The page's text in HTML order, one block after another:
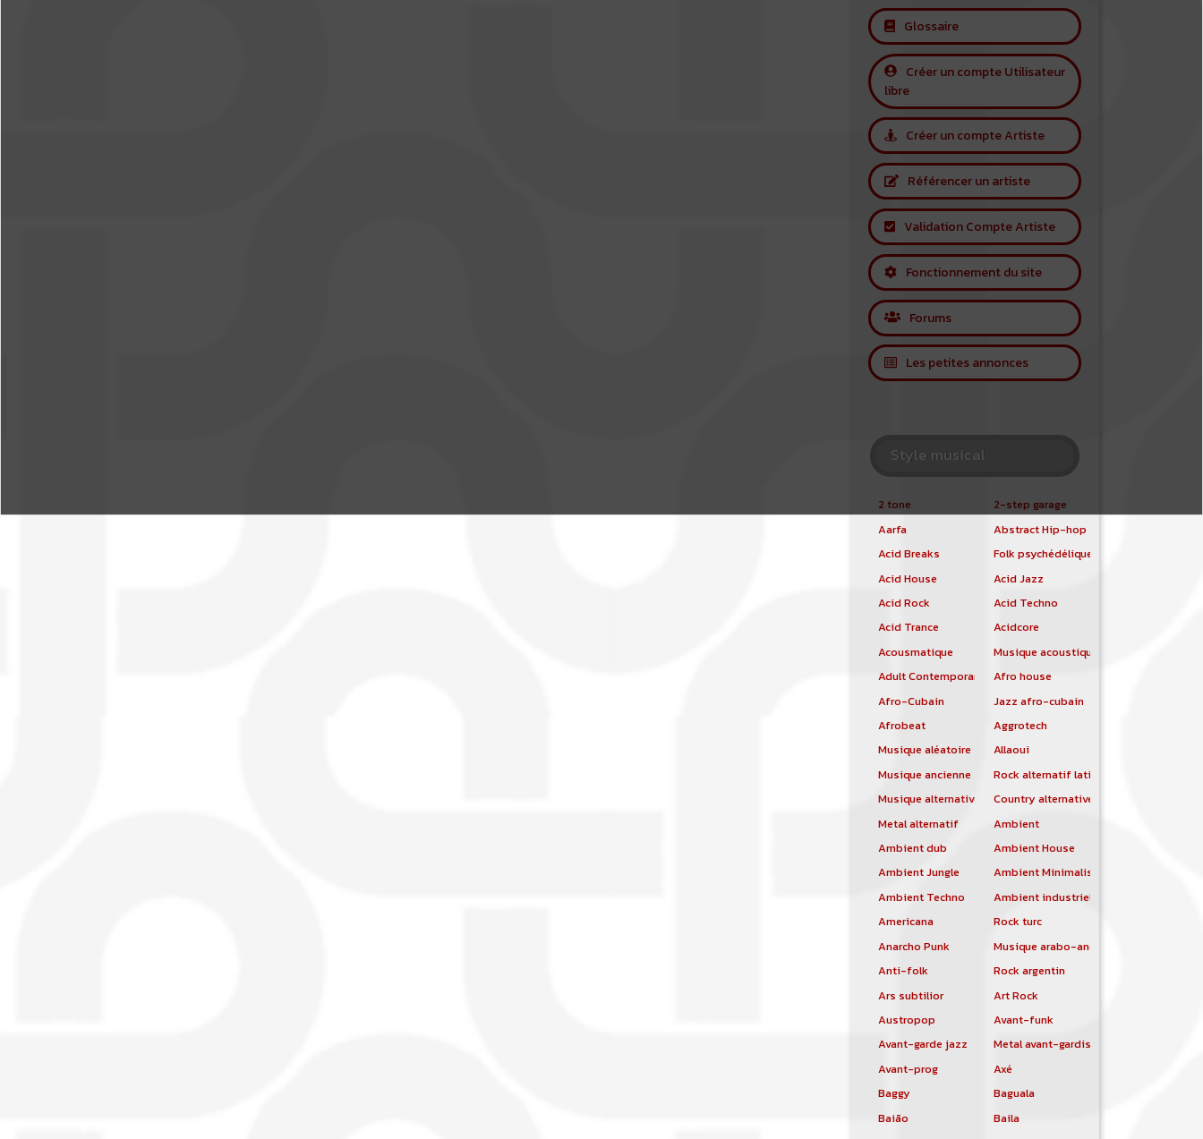
Glossaire
Créer un compte Utilisateur
libre
Créer un compte Artiste
Référencer un artiste
Validation Compte Artiste
Fonctionnement du site
Forums
Les petites annonces
Style musical
2 tone
2-step garage
Aarfa
Abstract Hip-hop
Acid Breaks
Folk psychédélique
Acid House
Acid Jazz
Acid Rock
Acid Techno
Acid Trance
Acidcore
Acousmatique
Musique acoustique
Adult Contemporary
Afro house
Afro-Cubain
Jazz afro-cubain
Afrobeat
Aggrotech
Musique aléatoire
Allaoui
Musique ancienne
Rock alternatif latino
Musique alternative
Country alternative
Metal alternatif
Ambient
Ambient dub
Ambient House
Ambient Jungle
Ambient Minimalist
Ambient Techno
Ambient industriel
Americana
Rock turc
Anarcho Punk
Musique arabo-andalouse
Anti-folk
Rock argentin
Ars subtilior
Art Rock
Austropop
Avant-funk
Avant-garde jazz
Metal avant-gardiste
Avant-prog
Axé
Baggy
Baguala
Baião
Baila